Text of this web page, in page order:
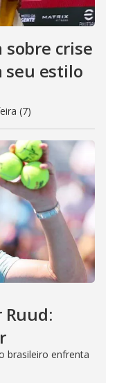
crise
seu estilo
(7)
Ruud:
brasileiro enfrenta